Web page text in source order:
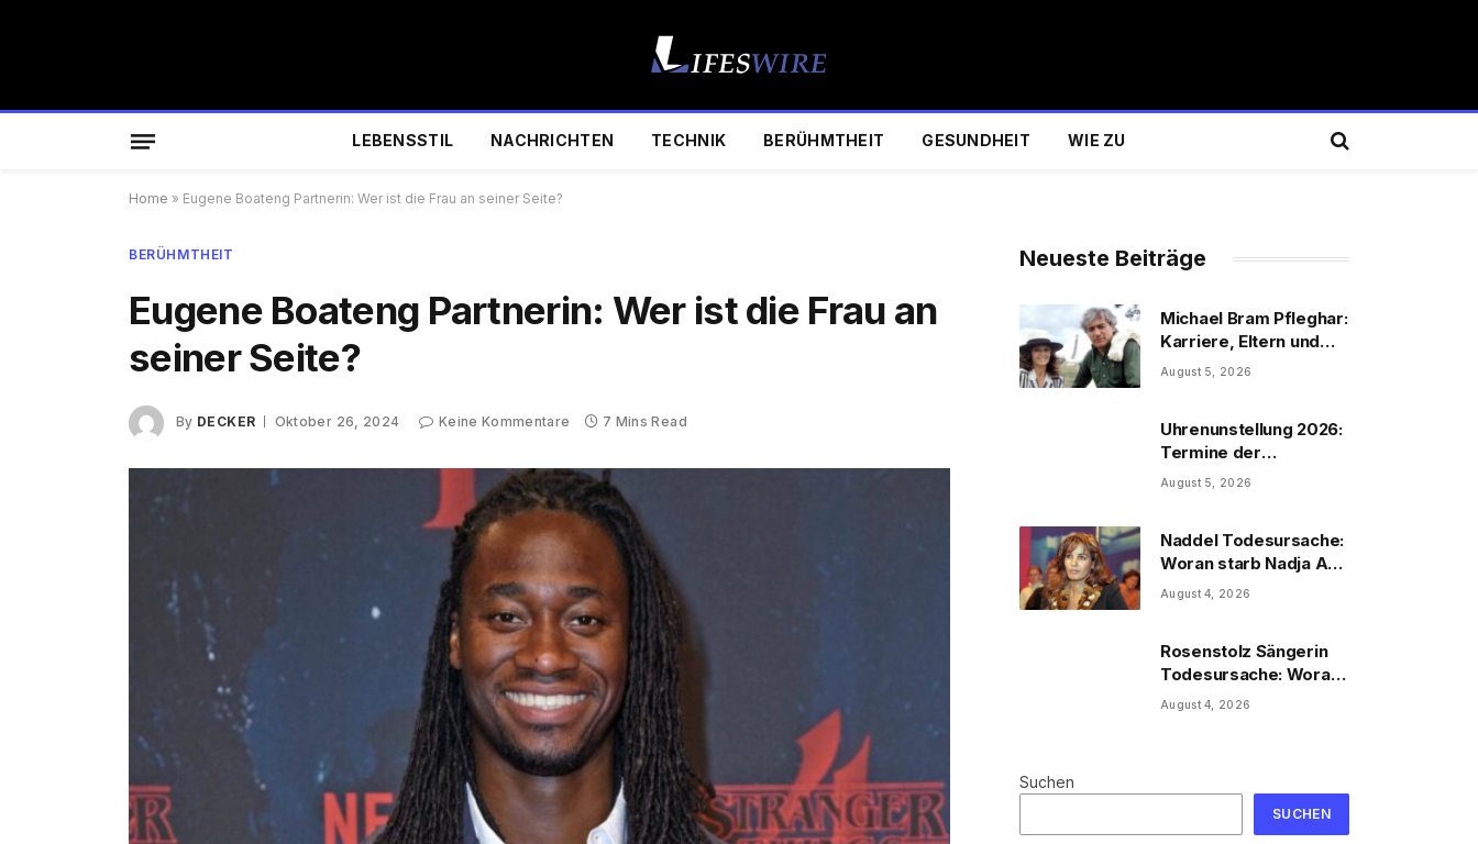
LEBENSSTIL NACHRICHTEN TECHNIK BERÜHMTHEIT GESUNDHEIT WIE ZU
Home » Eugene Boateng Partnerin: Wer ist die Frau an seiner Seite?
BERÜHMTHEIT
Eugene Boateng Partnerin: Wer ist die Frau an
seiner Seite?
By DECKER Oktober 26, 2024 Keine Kommentare 7 Mins Read
Neueste Beiträge
Michael Bram Pfleghar:
Karriere, Eltern und
Filme
August 5, 2026
Uhrenunstellung 2026:
Termine der
Uhrenumstellung
August 5, 2026
Naddel Todesursache:
Woran starb Nadja Abd
el Farrag?
August 4, 2026
Rosenstolz Sängerin
Todesursache: Woran
starb AnNa R.?
August 4, 2026
Suchen
SUCHEN